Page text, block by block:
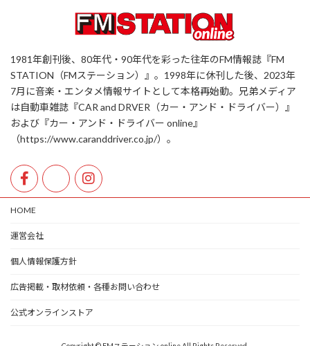
1981年創刊後、80年代・90年代を彩った往年のFM情報誌『FM
STATION（FMステーション）』。1998年に休刊した後、2023年
7月に音楽・エンタメ情報サイトとして本格再始動。兄弟メディア
は自動車雑誌『CAR and DRVER（カー・アンド・ドライバー）』
および『カー・アンド・ドライバー online』
（https://www.caranddriver.co.jp/）。
HOME
運営会社
個人情報保護方針
広告掲載・取材依頼・各種お問い合わせ
公式オンラインストア